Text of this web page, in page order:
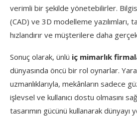
verimli bir şekilde yönetebilirler.
(CAD) ve 3D modelleme yazılımları,
hızlandırır ve müşterilere daha
Sonuç olarak, ünlü iç mimarlık
dünyasında öncü bir rol oynarlar.
uzmanlıklarıyla, mekânların sadece
işlevsel ve kullanıcı dostu olmasını
tasarımın gücünü kullanarak dünyayı